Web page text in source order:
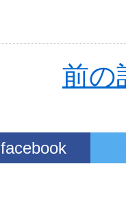
前の
facebook